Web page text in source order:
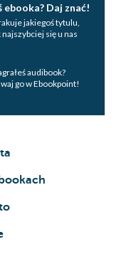
ebooka? Daj znać!
jakiegoś tytulu,
się u nas
audibook?
go w Ebookpoint!